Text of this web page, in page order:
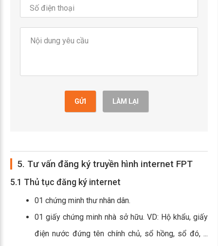
GỬI LÀM LẠI
5. Tư vấn đăng ký truyền hình internet FPT
5.1 Thủ tục đăng ký internet
01 chứng minh thư nhân dân.
01 giấy chứng minh nhà sở hữu. VD: Hộ khẩu, giấy
điện nước đứng tên chính chủ, sổ hồng, sổ đó, ...